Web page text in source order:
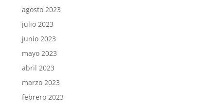
agosto 2023
julio 2023
junio 2023
mayo 2023
abril 2023
marzo 2023
febrero 2023